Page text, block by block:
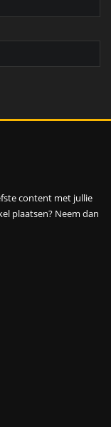
content met jullie
plaatsen? Neem dan